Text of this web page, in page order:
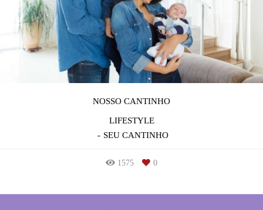
NOSSO CANTINHO
LIFESTYLE
SEU CANTINHO
1575 0